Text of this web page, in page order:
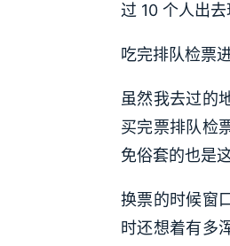
过 10 个人出
吃完排队检票
虽然我去过的
买完票排队检
免俗套的也是这
换票的时候窗
时还想着有多